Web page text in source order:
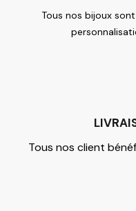
Tous nos bijoux
Tous nos client